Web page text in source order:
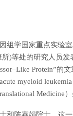
组学国家重点实验
)等处的研究人员发
Protein”
myeloid
Medicine）